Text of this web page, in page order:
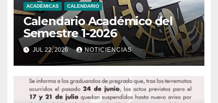
ACADÉMICAS CALENDARIO
Calendario Académico del
Semestre 1-2026
JUL 22, 2026 NOTICIENCIAS